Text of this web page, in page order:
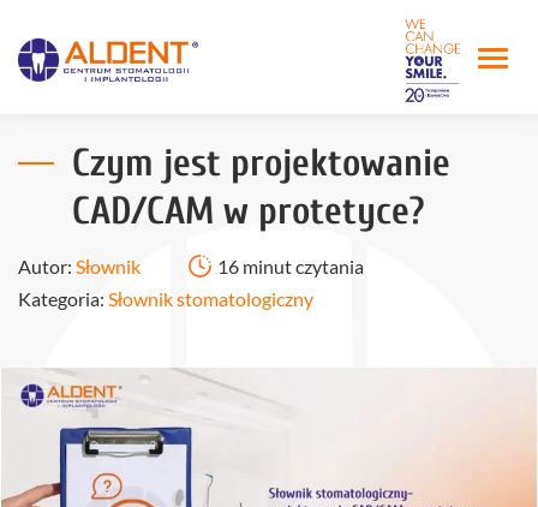
Czym jest projektowanie
CAD/CAM w protetyce?
Autor: Słownik
16 minut czytania
Kategoria: Słownik stomatologiczny